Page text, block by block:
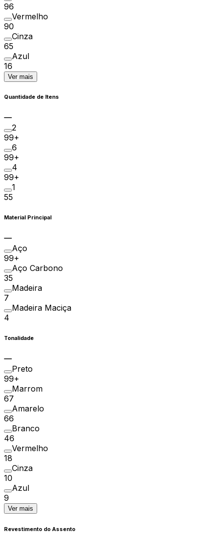
96
Vermelho
90
Cinza
65
Azul
16
Ver mais
Quantidade de Itens
2
99+
6
99+
4
99+
1
55
Material Principal
Aço
99+
Aço Carbono
35
Madeira
7
Madeira Maciça
4
Tonalidade
Preto
99+
Marrom
67
Amarelo
66
Branco
46
Vermelho
18
Cinza
10
Azul
9
Ver mais
Revestimento do Assento